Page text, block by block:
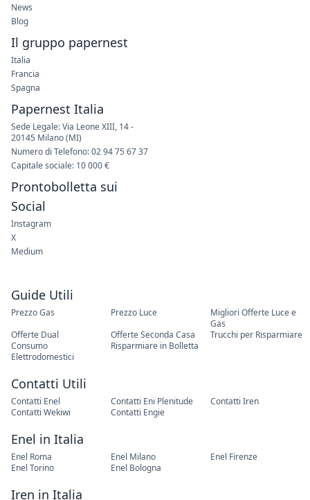
Guide Utili
Prezzo Gas Prezzo Luce
Migliori Offerte Luce e
Gas
Offerte Dual
Offerte Seconda Casa
Trucchi per Risparmiare
Consumo
Elettrodomestici
Risparmiare in Bolletta
Contatti Utili
Contatti Enel Contatti Eni Plenitude
Contatti Iren
Contatti Wekiwi
Contatti Engie
Enel in Italia
Enel Roma Enel Milano
Enel Firenze
Enel Torino
Enel Bologna
Iren in Italia
News
Blog
Il gruppo papernest
Italia
Francia
Spagna
Papernest Italia
Sede Legale: Via Leone XIII, 14 -
20145 Milano (MI)
Numero di Telefono: 02 94 75 67 37
Capitale sociale: 10 000 €
Prontobolletta sui
Social
Instagram
X
Medium